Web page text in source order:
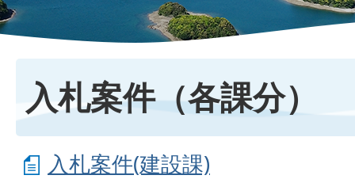
入札案件（各課分）
入札案件(建設課)